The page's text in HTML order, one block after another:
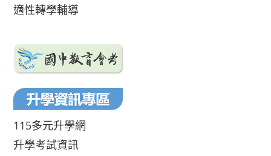
適性轉學輔導
115多元升學網
升學考試資訊